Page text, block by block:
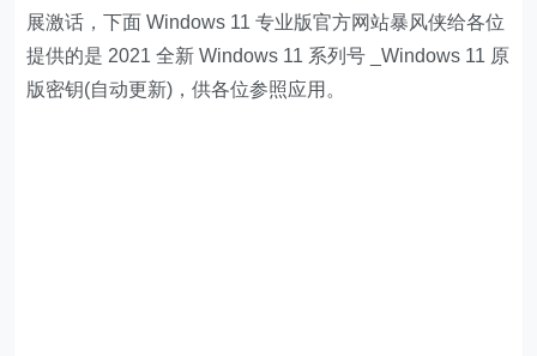
展激话，下面 Windows 11 专业版官方网站暴风侠给各位
提供的是 2021 全新 Windows 11 系列号 _Windows 11 原
版密钥(自动更新)，供各位参照应用。